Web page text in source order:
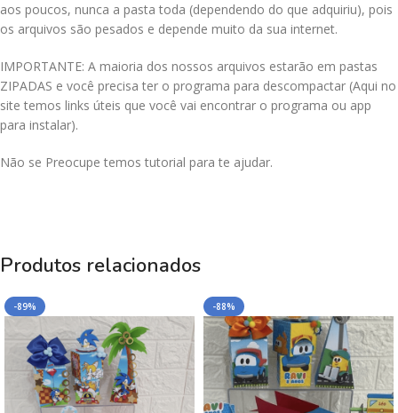
aos poucos, nunca a pasta toda (dependendo do que adquiriu), pois
os arquivos são pesados e depende muito da sua internet.
IMPORTANTE: A maioria dos nossos arquivos estarão em pastas
ZIPADAS e você precisa ter o programa para descompactar (Aqui no
site temos links úteis que você vai encontrar o programa ou app
para instalar).
Não se Preocupe temos tutorial para te ajudar.
Produtos relacionados
-89% -88%